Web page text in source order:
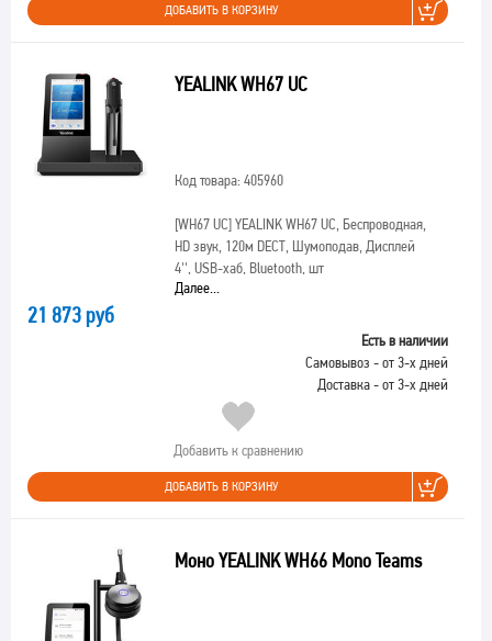
ДОБАВИТЬ В КОРЗИНУ
YEALINK WH67 UC
Код товара: 405960
[WH67 UC]YEALINK WH67 UC, Беспроводная,
HD звук, 120м DECT, Шумоподав, Дисплей
4'', USB-хаб, Bluetooth, шт
Далее...
21 873 руб
Есть в наличии
Самовывоз - от 3-х дней
Доставка - от 3-х дней
Добавить к сравнению
ДОБАВИТЬ В КОРЗИНУ
Моно YEALINK WH66 Mono Teams